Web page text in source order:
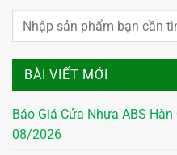
BÀI VIẾT MỚI
Báo Giá Cửa Nhựa ABS
08/2026